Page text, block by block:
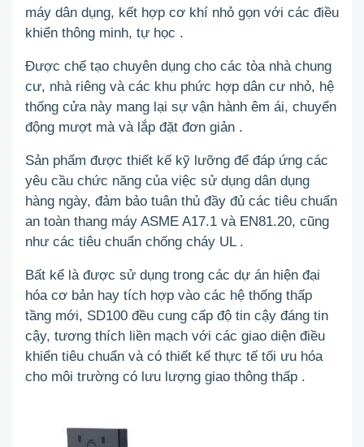
máy dân dụng, kết hợp cơ khí nhỏ gọn với các điều
khiển thông minh, tự học .
Được chế tạo chuyên dụng cho các tòa nhà chung
cư, nhà riêng và các khu phức hợp dân cư nhỏ, hệ
thống cửa này mang lại sự vận hành êm ái, chuyển
động mượt mà và lắp đặt đơn giản .
Sản phẩm được thiết kế kỹ lưỡng để đáp ứng các
yêu cầu chức năng của việc sử dụng dân dụng
hàng ngày, đảm bảo tuân thủ đầy đủ các tiêu chuẩn
an toàn thang máy ASME A17.1 và EN81.20, cũng
như các tiêu chuẩn chống cháy UL .
Bất kể là được sử dụng trong các dự án hiện đại
hóa cơ bản hay tích hợp vào các hệ thống thấp
tầng mới, SD100 đều cung cấp độ tin cậy đáng tin
cậy, tương thích liền mạch với các giao diện điều
khiển tiêu chuẩn và có thiết kế thực tế tối ưu hóa
cho môi trường có lưu lượng giao thông thấp .